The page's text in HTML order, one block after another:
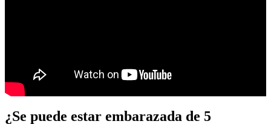
¿Se puede estar embarazada de 5